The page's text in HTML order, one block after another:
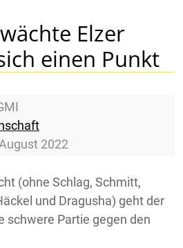
Elzer
einen Punkt
2022
(ohne Schlag, Schmitt,
und Dragusha) geht der
schwere Partie gegen den